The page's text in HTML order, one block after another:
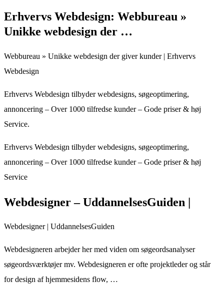
Erhvervs Webdesign: Webbureau »
Unikke webdesign der …
Webbureau » Unikke webdesign der giver kunder | Erhvervs
Webdesign
Erhvervs Webdesign tilbyder webdesigns, søgeoptimering,
annoncering – Over 1000 tilfredse kunder – Gode priser & høj
Service.
Erhvervs Webdesign tilbyder webdesigns, søgeoptimering,
annoncering – Over 1000 tilfredse kunder – Gode priser & høj
Service
Webdesigner – UddannelsesGuiden |
Webdesigner | UddannelsesGuiden
Webdesigneren arbejder her med viden om søgeordsanalyser
søgeordsværktøjer mv. Webdesigneren er ofte projektleder og står
for design af hjemmesidens flow, …